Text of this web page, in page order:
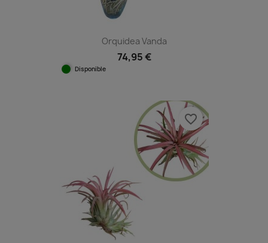
Orquidea Vanda
74,95 €
Disponible
favorite_border